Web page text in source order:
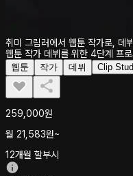
취미 그림러에서 웹툰 작가로, 데
웹툰 작가 데뷔를 위한 4단계 프
웹툰 작가 데뷔 Clip
259,000원
월 21,583원~
12개월 할부시